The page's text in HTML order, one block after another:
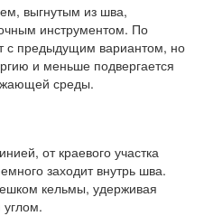
выгнутым из шва,
инструментом. По
с предыдущим вариантом, но
и меньше подвергается
среды.
от краевого участка
заходит внутрь шва.
кельмы, удерживая